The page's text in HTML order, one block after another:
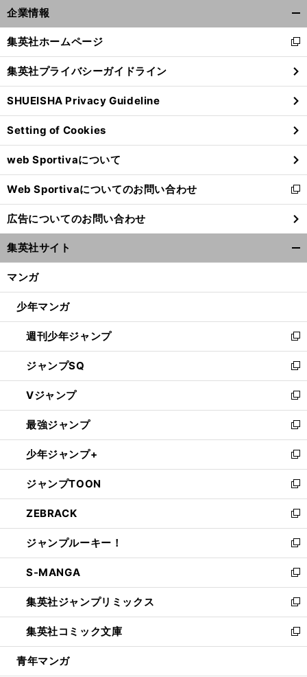
企業情報
閉
る
集英社ホームページ
新
し
い
ウ
ィ
ン
ド
ウ
で
開
く
集英社プライバシーガイドライン
SHUEISHA Privacy Guideline
Setting of Cookies
web Sportivaについて
Web Sportivaについてのお問い合わせ
新
し
い
ウ
ィ
ン
ウ
開
く
広告についてのお問い合わせ
集英社サイト
マンガ
少年マンガ
週刊少年ジャンプ
新
し
い
ウ
ィ
ン
ド
ウ
で
開
く
ジャンプSQ
新
し
い
ウ
ィ
ン
ド
ウ
で
開
く
Vジャンプ
新
し
い
ウ
ィ
ン
ド
ウ
で
開
く
最強ジャンプ
新
し
い
ウ
ィ
ン
ド
ウ
で
開
く
少年ジャンプ+
新
し
い
ウ
ィ
ン
ド
ウ
で
開
く
ジャンプTOON
新
し
い
ウ
ィ
ン
ド
ウ
で
開
く
ZEBRACK
新
し
い
ウ
ィ
ン
ド
ウ
で
開
ジャンプルーキー！
新
し
い
ウ
ィ
ン
ド
ウ
S-MANGA
新
し
い
ウ
ィ
ン
集英社ジャンプリミックス
新
し
い
ウ
集英社コミック文庫
新
し
青年マンガ